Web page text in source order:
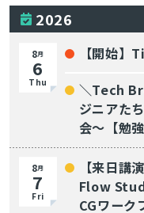
2026
8月
6
Thu
【開始】
＼Tech
ジニアた
会〜【勉強
8月
7
Fri
【来日講
Flow
CGワーク